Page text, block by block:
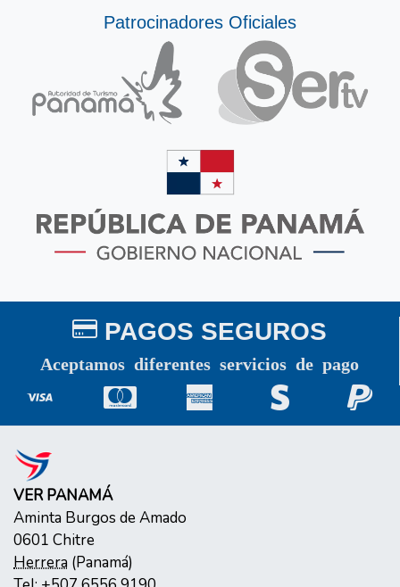
Patrocinadores Oficiales
PAGOS SEGUROS
Aceptamos diferentes servicios de pago
VER PANAMÁ
Aminta Burgos de Amado
0601 Chitre
Herrera (Panamá)